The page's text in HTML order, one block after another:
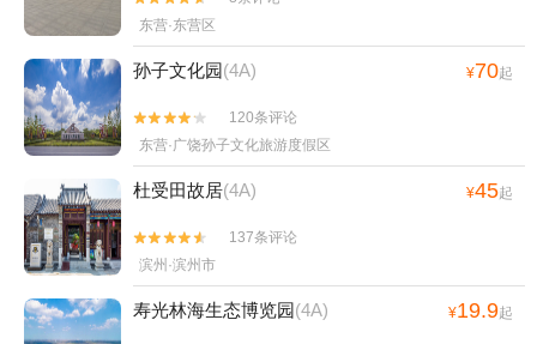
东营·东营区
孙子文化园(4A) ¥70起


120条评论
东营·广饶孙子文化旅游度假区
杜受田故居(4A) ¥45起


137条评论
滨州·滨州市
寿光林海生态博览园(4A) ¥19.9起